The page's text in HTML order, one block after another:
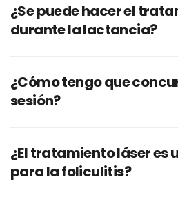
¿Se puede hacer el
durante la lactancia?
¿Cómo tengo que
sesión?
¿El tratamiento láser es
para la foliculitis?